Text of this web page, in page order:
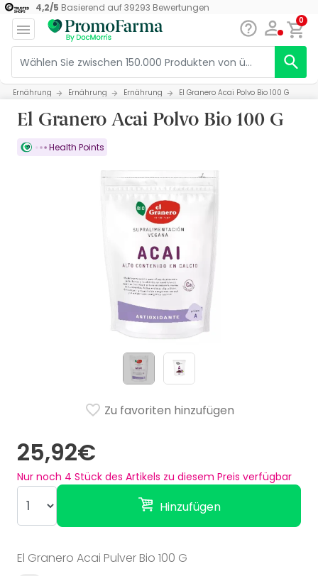
4,2/5 Basierend auf39293 Bewertungen
0
Ernährung Ernährung Ernährung El Granero Acai Polvo Bio 100 G
El Granero Acai Polvo Bio 100 G
Health Points
25,92€
Nur noch 4 Stück des Artikels zu diesem Preis verfügbar
Hinzufügen
Zu favoriten hinzufügen
El Granero Acai Pulver Bio 100 G